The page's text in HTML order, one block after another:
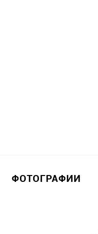
ФОТОГРАФИИ